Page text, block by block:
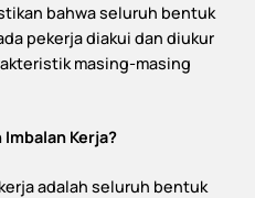
bahwa seluruh bentuk
pekerja diakui dan diukur
masing-masing
Kerja?
adalah seluruh bentuk